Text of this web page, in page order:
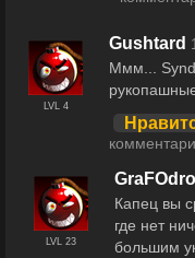
LVL 4
Gushtard
Ммм...
LVL 23
Капец вы
где нет
большим